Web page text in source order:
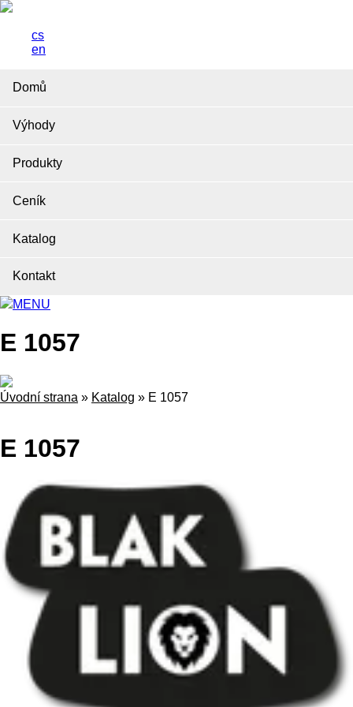
cs
en
Domů
Výhody
Produkty
Ceník
Katalog
Kontakt
MENU
E 1057
Úvodní strana » Katalog » E 1057
E 1057